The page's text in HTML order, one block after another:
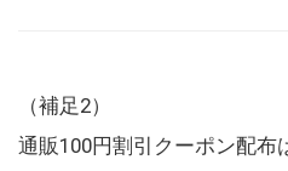
（補足2）
通販100円割引クーポン配布